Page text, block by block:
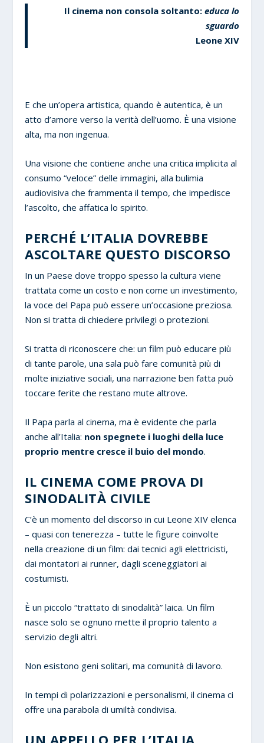
Il cinema non consola soltanto: educa lo
sguardo
Leone XIV
E che un’opera artistica, quando è autentica, è un
atto d’amore verso la verità dell’uomo. È una visione
alta, ma non ingenua.
Una visione che contiene anche una critica implicita al
consumo “veloce” delle immagini, alla bulimia
audiovisiva che frammenta il tempo, che impedisce
l’ascolto, che affatica lo spirito.
PERCHÉ L’ITALIA DOVREBBE
ASCOLTARE QUESTO DISCORSO
In un Paese dove troppo spesso la cultura viene
trattata come un costo e non come un investimento,
la voce del Papa può essere un’occasione preziosa.
Non si tratta di chiedere privilegi o protezioni.
Si tratta di riconoscere che: un film può educare più
di tante parole, una sala può fare comunità più di
molte iniziative sociali, una narrazione ben fatta può
toccare ferite che restano mute altrove.
Il Papa parla al cinema, ma è evidente che parla
anche all’Italia: non spegnete i luoghi della luce
proprio mentre cresce il buio del mondo.
IL CINEMA COME PROVA DI
SINODALITÀ CIVILE
C’è un momento del discorso in cui Leone XIV elenca
– quasi con tenerezza – tutte le figure coinvolte
nella creazione di un film: dai tecnici agli elettricisti,
dai montatori ai runner, dagli sceneggiatori ai
costumisti.
È un piccolo “trattato di sinodalità” laica. Un film
nasce solo se ognuno mette il proprio talento a
servizio degli altri.
Non esistono geni solitari, ma comunità di lavoro.
In tempi di polarizzazioni e personalismi, il cinema ci
offre una parabola di umiltà condivisa.